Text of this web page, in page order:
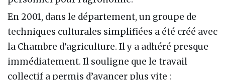
En 2001, dans le département, un groupe de
techniques culturales simplifiées a été créé avec
la Chambre d’agriculture. Il y a adhéré presque
immédiatement. Il souligne que le travail
collectif a permis d’avancer plus vite :